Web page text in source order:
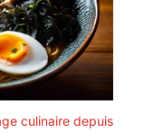
culinaire depuis